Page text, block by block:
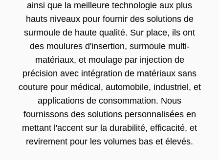
ainsi que la meilleure technologie aux plus
hauts niveaux pour fournir des solutions de
surmoule de haute qualité. Sur place, ils ont
des moulures d'insertion, surmoule multi-
matériaux, et moulage par injection de
précision avec intégration de matériaux sans
couture pour médical, automobile, industriel, et
applications de consommation. Nous
fournissons des solutions personnalisées en
mettant l'accent sur la durabilité, efficacité, et
revirement pour les volumes bas et élevés.